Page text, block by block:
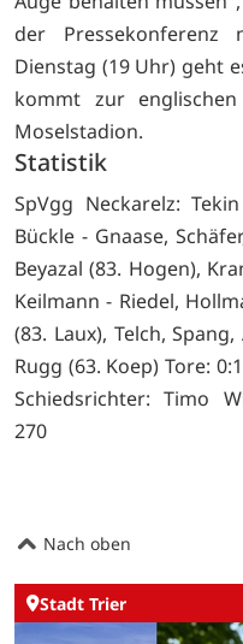
der
Dienstag (19 Uhr) geht
kommt zur
Moselstadion.
Statistik
SpVgg Neckarelz:
Bückle - Gnaase,
Beyazal (83. Hogen),
Keilmann - Riedel,
(83. Laux), Telch,
Rugg (63. Koep) Tore:
Schiedsrichter: Timo
270
Nach oben
Stadt Trier